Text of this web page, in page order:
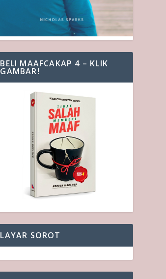
BELI MAAFCAKAP 4 – KLIK
GAMBAR!
LAYAR SOROT